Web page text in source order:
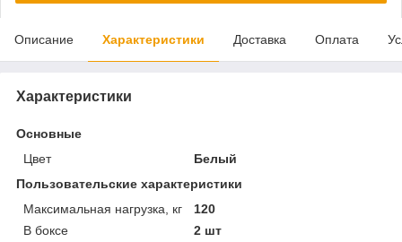
Описание Характеристики Доставка Оплата
Характеристики
Основные
Цвет
Белый
Пользовательские характеристики
Maксимальная нагрузка, кг
120
В боксе
2 шт